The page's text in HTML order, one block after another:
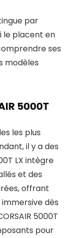
par
le placent en
ses
modèles
5000T
les plus
il y a des
LX intègre
et des
offrant
dès
5000T
pour